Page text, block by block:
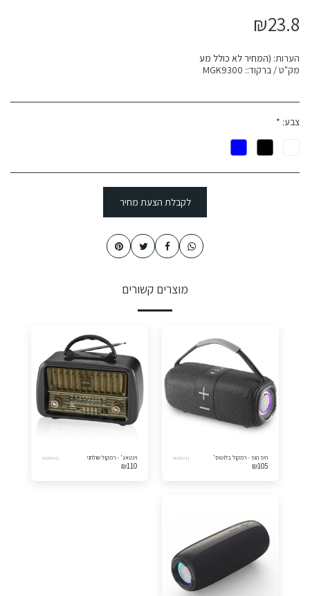
₪23.8
הערות: (המחיר לא כולל מע
מק"ט / ברקוד:: MGK9300
צבע: *
לקבלת הצעת מחיר
מוצרים קשורים
היפ הופ - רמקול בלוטוס' MGK9311
₪105
וינטאג' - רמקול שולחני MGK9302
₪110